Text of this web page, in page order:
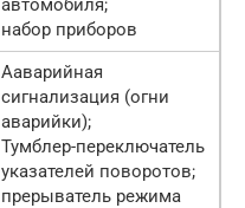
автомобиля;
набор приборов
Ааварийная
сигнализация (огни
аварийки);
Тумблер-переключатель
указателей поворотов;
прерыватель режима